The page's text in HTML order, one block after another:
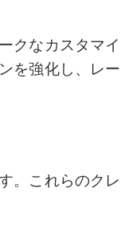
クなカスタマイ
を強化し、レー
。これらのクレ